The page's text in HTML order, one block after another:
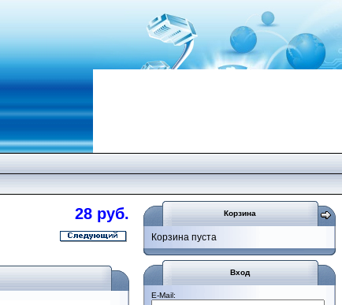
28 руб. Корзина
Корзина пуста
Вход
E-Mail: